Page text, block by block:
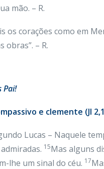
mão. – R.
os corações como em
– R.
Pai!
e clemente (Jl
Lucas – Naquele
15Mas alguns
lhe um sinal do céu. 17